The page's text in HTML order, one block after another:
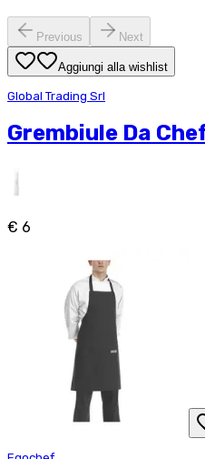
Previous Next
Aggiungi alla wishlist
Global Trading Srl
Grembiule Da
€ 6